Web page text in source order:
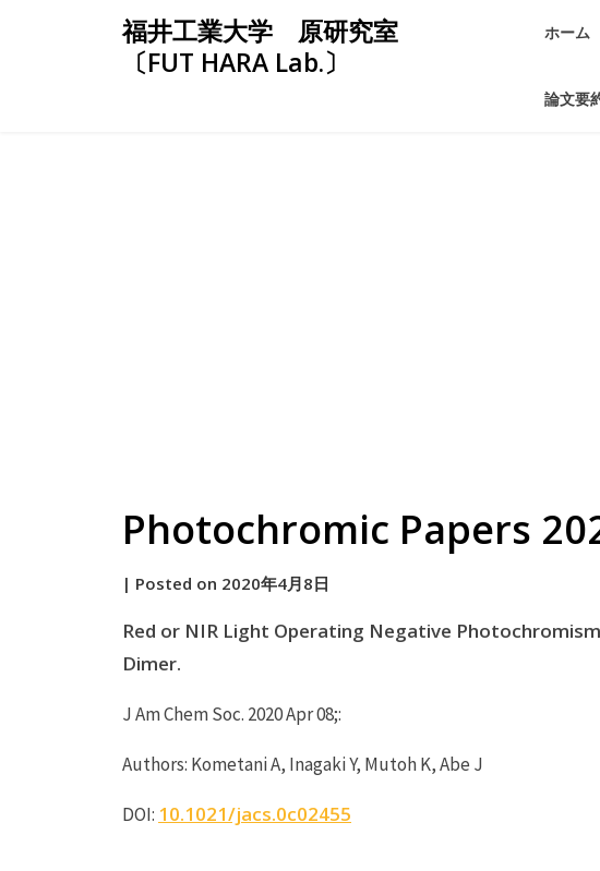
福井工業大学 原研究室
〔FUT HARA Lab.〕
ホーム
論文要
Photochromic Papers
by
| Posted on 2020年4月8日
Red or NIR Light Operating Negative
Dimer.
J Am Chem Soc. 2020 Apr 08;:
Authors: Kometani A, Inagaki Y, Mutoh K, Abe J
DOI: 10.1021/jacs.0c02455